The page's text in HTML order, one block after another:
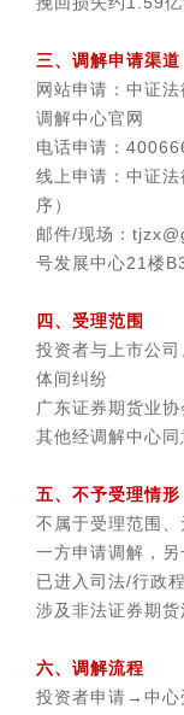
三、调解申请渠道
网站申请：中证
调解中心官网
电话申请：
线上申请：中证
序）
邮件/现场：
号发展中心21楼
四、受理范围
投资者与上市公
体间纠纷
广东证券期货业
其他经调解中心
五、不予受理情形
不属于受理范围
一方申请调解，另
已进入司法/行政
涉及非法证券期
六、调解流程
投资者申请→中